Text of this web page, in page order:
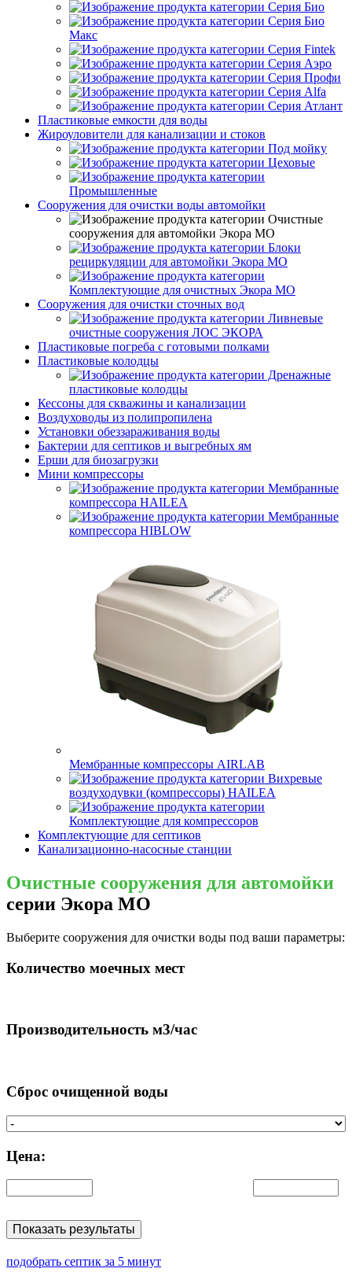
Серия Био
Серия Био
Макс
Серия Fintek
Серия Аэро
Серия Профи
Серия Alfa
Серия Атлант
Пластиковые емкости для воды
Жироуловители для канализации и стоков
Под мойку
Цеховые
Промышленные
Сооружения для очистки воды автомойки
Очистные
сооружения для автомойки Экора МО
Блоки
рециркуляции для автомойки Экора МО
Комплектующие для очистных Экора МО
Сооружения для очистки сточных вод
Ливневые
очистные сооружения ЛОС ЭКОРА
Пластиковые погреба с готовыми полками
Пластиковые колодцы
Дренажные
пластиковые колодцы
Кессоны для скважины и канализации
Воздуховоды из полипропилена
Установки обеззараживания воды
Бактерии для септиков и выгребных ям
Ерши для биозагрузки
Мини компрессоры
Мембранные
компрессора HAILEA
Мембранные
компрессора HIBLOW
Мембранные компрессоры AIRLAB
Вихревые
воздуходувки (компрессоры) HAILEA
Комплектующие для компрессоров
Комплектующие для септиков
Канализационно-насосные станции
Очистные сооружения для автомойки
серии Экора МО
Выберите сооружения для очистки воды под ваши параметры:
Количество моечных мест
Производительность м3/час
Сброс очищенной воды
Цена:
Показать результаты
подобрать септик за 5 минут